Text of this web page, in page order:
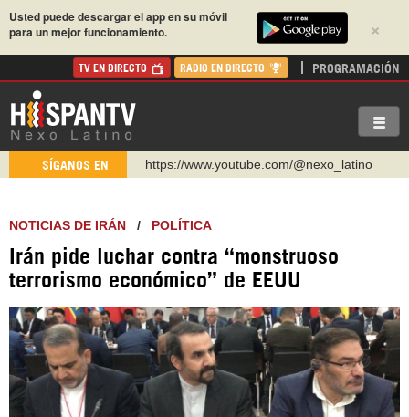
×
Usted puede descargar el app en su móvil
para un mejor funcionamiento.
TV EN DIRECTO RADIO EN DIRECTO PROGRAMACIÓN
SÍGANOS EN
https://www.youtube.com/@nexo_latino
https://t.me/hispantvcanal
https://urmedium.com/c/hispantv
WhatsApp y Viber: +98 921 79 29 404
https://www.facebook.com/Nexolatino.Canal
NOTICIAS DE IRÁN / POLÍTICA
Irán pide luchar contra “monstruoso
terrorismo económico” de EEUU